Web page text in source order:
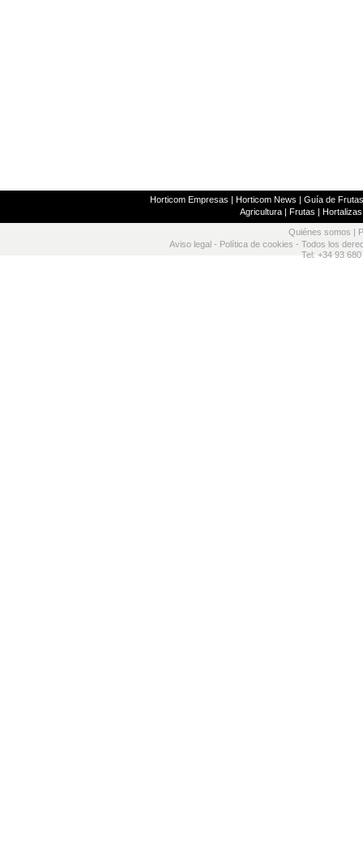
Horticom Empresas | Horticom News | Guía de
Agricultura| Frutas | Hortalizas
Quiénes somos
Aviso legal - Política de cookies - Todos los
Tel: +34 93